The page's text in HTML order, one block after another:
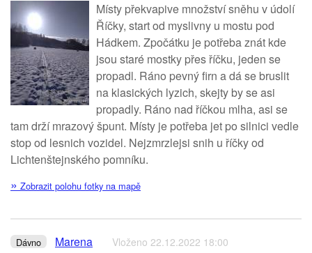
Místy překvapive množství sněhu v údolí
Říčky, start od myslivny u mostu pod
Hádkem. Zpočátku je potřeba znát kde
jsou staré mostky přes říčku, jeden se
propadl. Ráno pevný firn a dá se bruslit
na klasických lyzich, skejty by se asi
propadly. Ráno nad říčkou mlha, asi se
tam drží mrazový špunt. Místy je potřeba jet po silnici vedle
stop od lesnich vozidel. Nejzmrzlejsi snih u říčky od
Lichtenštejnského pomníku.
» Zobrazit polohu fotky na mapě
Dávno Marena Vloženo 22.12.2022 18:00